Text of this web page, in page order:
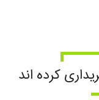
کرده اند